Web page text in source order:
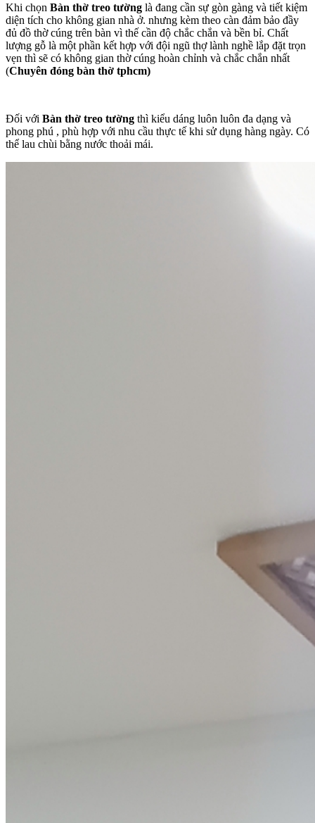
Khi chọn Bàn thờ treo tường là đang cần sự gòn gàng và tiết kiệm
diện tích cho không gian nhà ở. nhưng kèm theo càn đảm bảo đầy
đủ đồ thờ cúng trên bàn vì thế cần độ chắc chắn và bền bỉ. Chất
lượng gỗ là một phần kết hợp với đội ngũ thợ lành nghề lắp đặt trọn
vẹn thì sẽ có không gian thờ cúng hoàn chỉnh và chắc chắn nhất
(Chuyên đóng bàn thờ tphcm)
Đối với Bàn thờ treo tường thì kiểu dáng luôn luôn đa dạng và
phong phú , phù hợp với nhu cầu thực tế khi sử dụng hàng ngày. Có
thể lau chùi bằng nước thoải mái.